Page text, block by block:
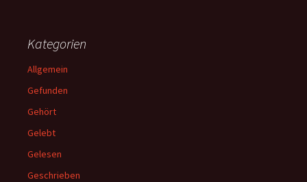
Kategorien
Allgemein
Gefunden
Gehört
Gelebt
Gelesen
Geschrieben